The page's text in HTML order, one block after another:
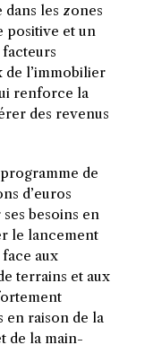
les zones
positive et un
l’immobilier
renforce la
des revenus
de
d’euros
besoins en
le lancement
aux
terrains et aux
en raison de la
de la main-